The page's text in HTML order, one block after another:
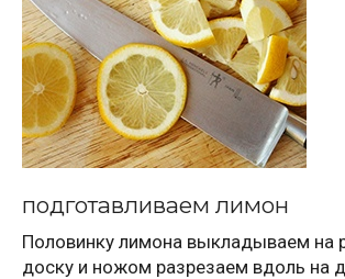
подготавливаем лимон
Половинку лимона выкладываем на
доску и ножом разрезаем вдоль на